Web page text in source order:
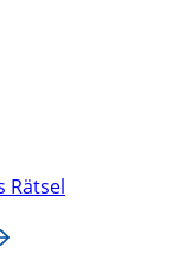
Rätsel